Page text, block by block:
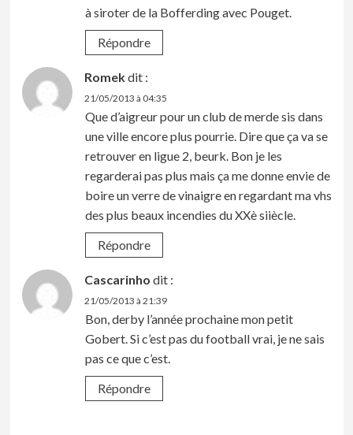
à siroter de la Bofferding avec Pouget.
Répondre
Romekdit :
21/05/2013 à 04:35
Que d’aigreur pour un club de merde sis dans
une ville encore plus pourrie. Dire que ça va se
retrouver en ligue 2, beurk. Bon je les
regarderai pas plus mais ça me donne envie de
boire un verre de vinaigre en regardant ma vhs
des plus beaux incendies du XXè siiècle.
Répondre
Cascarinho dit :
21/05/2013 à 21:39
Bon, derby l’année prochaine mon petit
Gobert. Si c’est pas du football vrai, je ne sais
pas ce que c’est.
Répondre